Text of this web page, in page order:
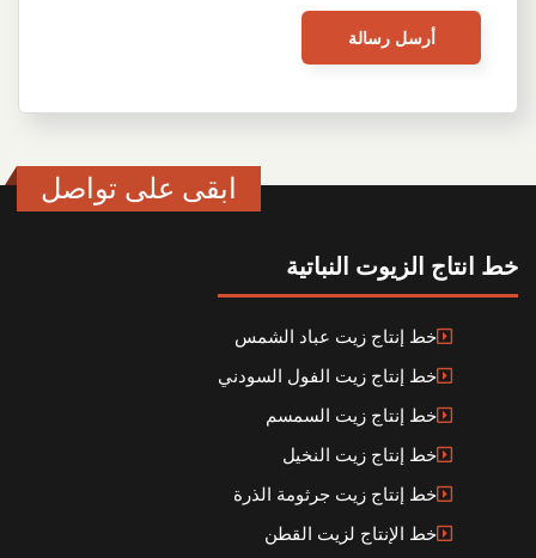
ابقى على تواصل
خط انتاج الزيوت النباتية
خط إنتاج زيت عباد الشمس
خط إنتاج زيت الفول السودني
خط إنتاج زيت السمسم
خط إنتاج زيت النخيل
خط إنتاج زيت جرثومة الذرة
خط الإنتاج لزيت القطن